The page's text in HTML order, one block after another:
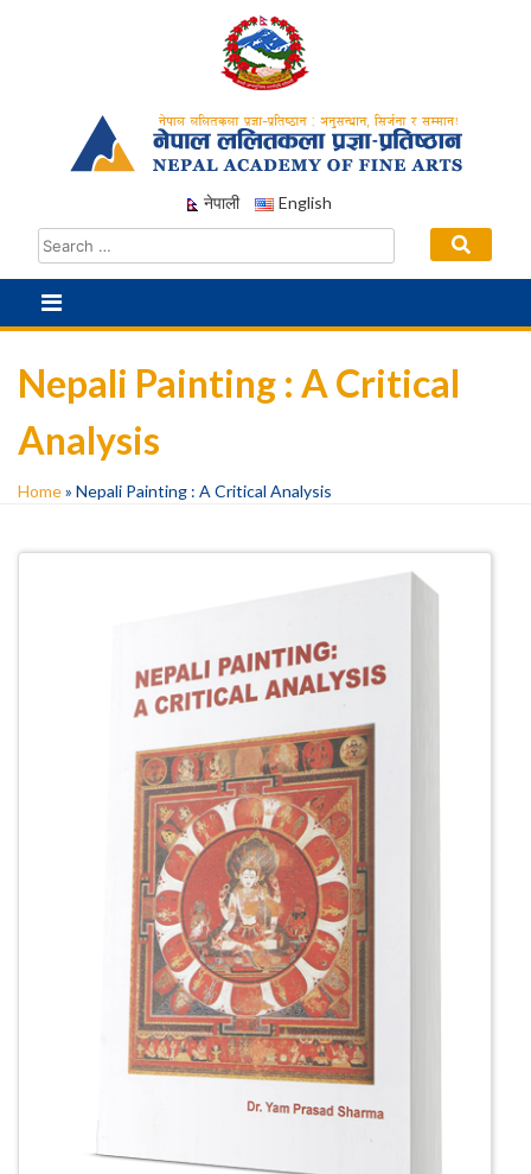
नेपाली English
Nepali Painting : A Critical
Analysis
Home» Nepali Painting : A Critical Analysis